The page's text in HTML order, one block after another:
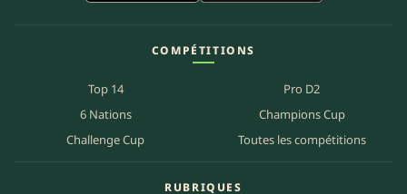
COMPÉTITIONS
Top 14
Pro D2
6 Nations
Champions Cup
Challenge Cup
Toutes les compétitions
RUBRIQUES